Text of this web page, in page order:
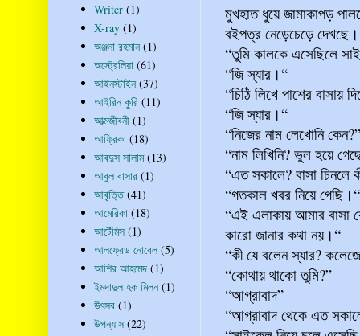
মুখহাত ধুয়ে জামাকাপড়
বইপত্র নেড়েচেড়ে দেখছে।
“তুমি কালকে এসেছিলে
“জি স্যার।“
“চিঠি লিখে পাশের বাসায়
“জি স্যার।“
“নিজের নাম লেখোনি কেন?”
“নাম লিখিনি? ভুল হয়ে
“এত সকালে? বাসা চিনলে
“গতকাল খবর নিয়ে গেছি।“
“এই এলাকায় আমার বাসা
কারো জানার কথা নয়।“
“কী যে বলেন স্যার?
“কোথায় থাকো তুমি?”
“আগ্রাবাদ”
“আগ্রাবাদ থেকে এত
Writer (1)
X-ray (1)
অঞ্জনা রহমান (1)
অস্ট্রেলিয়া (61)
আইনস্টাইন (37)
আইরিন কুরি (11)
আত্মজীবনী (1)
আফ্রিকা (18)
আবদুস সালাম (13)
আবুল বাসার (1)
আবৃত্তি (41)
আমেরিকা (18)
আর্টেমিস (1)
আলফ্রেড নোবেল (5)
আশির আহমেদ (1)
ইমদাদুল হক মিলন (1)
উৎসব (1)
উপন্যাস (22)